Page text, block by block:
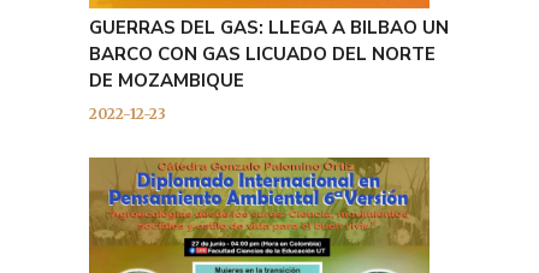
GUERRAS DEL GAS: LLEGA A BILBAO UN
BARCO CON GAS LICUADO DEL NORTE
DE MOZAMBIQUE
2022-12-23